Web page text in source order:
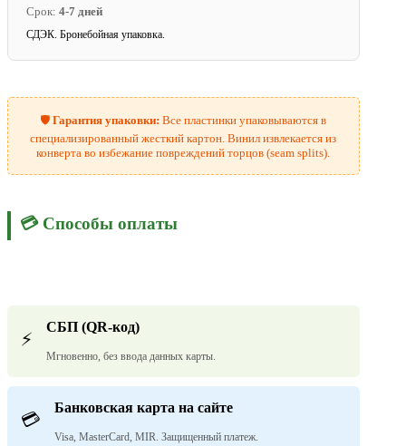
Срок: 4-7 дней
СДЭК. Бронебойная упаковка.
🛡️Гарантия упаковки: Все пластинки упаковываются в
специализированный жесткий картон. Винил извлекается из
конверта во избежание повреждений торцов (seam splits).
💳 Способы оплаты
⚡
СБП (QR-код)
Мгновенно, без ввода данных карты.
💳
Банковская карта на сайте
Visa, MasterCard, MIR. Защищенный платеж.